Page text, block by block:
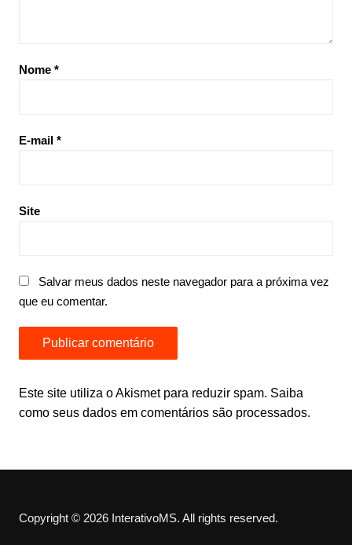
Nome *
E-mail *
Site
Salvar meus dados neste navegador para a próxima vez
que eu comentar.
Este site utiliza o Akismet para reduzir spam. Saiba
como seus dados em comentários são processados.
Copyright © 2026 InterativoMS. All rights reserved.